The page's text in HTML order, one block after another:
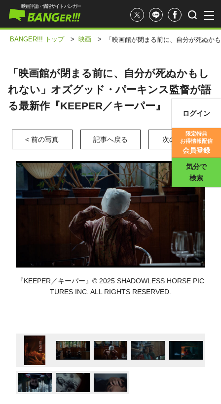
映画評価
映画評論・情報サイト バンガー
ログイン
限定特典
お得情報配信
会員登録
気分で
検索
BANGER!!! トップ > 映画 > 「映画館が閉まる前に、自分が死ぬか
「映画館が閉まる前に、自分が死ぬかもし
れない」オズグッド・パーキンス監督が語
る最新作『KEEPER／キーパー』
< 前の写真 記事へ戻る 次の写真 >
『KEEPER／キーパー』© 2025 SHADOWLESS HORSE PIC
TURES INC. ALL RIGHTS RESERVED.